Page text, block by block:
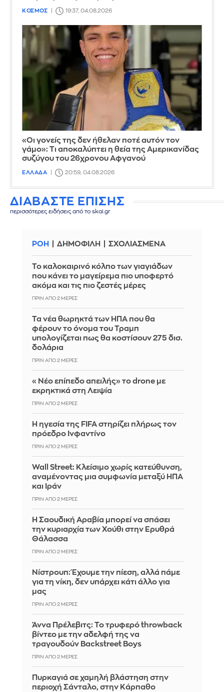
ΚΟΣΜΟΣ 19:37, 04.08.2026
«Οι γονείς της δεν ήθελαν ποτέ αυτόν τον
γάμο»: Τι αποκαλύπτει η θεία της Αμερικανίδας
συζύγου του 26χρονου Αφγανού
ΕΛΛΑΔΑ 20:59, 04.08.2026
ΔΙΑΒΑΣΤΕ ΕΠΙΣΗΣ
περισσότερες ειδήσεις από το skai.gr
ΡΟΗ ΔΗΜΟΦΙΛΗ ΣΧΟΛΙΑΣΜΕΝΑ
Το καλοκαιρινό κόλπο των γιαγιάδων
που κάνει το μαγείρεμα πιο υποφερτό
ακόμα και τις πιο ζεστές μέρες
ΠΡΙΝ ΑΠΌ 2 ΜΈΡΕΣ
Τα νέα θωρηκτά των ΗΠΑ που θα
φέρουν το όνομα του Τραμπ
υπολογίζεται πως θα κοστίσουν 275 δισ.
δολάρια
ΠΡΙΝ ΑΠΌ 2 ΜΈΡΕΣ
«Νέο επίπεδο απειλής» το drone με
εκρηκτικά στη Λειψία
ΠΡΙΝ ΑΠΌ 2 ΜΈΡΕΣ
Η ηγεσία της FIFA στηρίζει πλήρως τον
πρόεδρο Ινφαντίνο
ΠΡΙΝ ΑΠΌ 2 ΜΈΡΕΣ
Wall Street: Κλείσιμο χωρίς κατεύθυνση,
αναμένοντας μια συμφωνία μεταξύ ΗΠΑ
και Ιράν
ΠΡΙΝ ΑΠΌ 2 ΜΈΡΕΣ
Η Σαουδική Αραβία μπορεί να σπάσει
την κυριαρχία των Χούθι στην Ερυθρά
Θάλασσα
ΠΡΙΝ ΑΠΌ 2 ΜΈΡΕΣ
Νίστρουπ: Έχουμε την πίεση, αλλά πάμε
για τη νίκη, δεν υπάρχει κάτι άλλο για
μας
ΠΡΙΝ ΑΠΌ 2 ΜΈΡΕΣ
Άννα Πρέλεβιτς: Το τρυφερό throwback
βίντεο με την αδελφή της να
τραγουδούν Backstreet Boys
ΠΡΙΝ ΑΠΌ 2 ΜΈΡΕΣ
Πυρκαγιά σε χαμηλή βλάστηση στην
περιοχή Σάνταλο, στην Κάρπαθο